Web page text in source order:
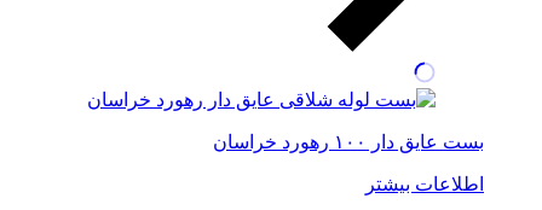
بست عایق دار ۱۰۰ رهورد خراسان
اطلاعات بیشتر